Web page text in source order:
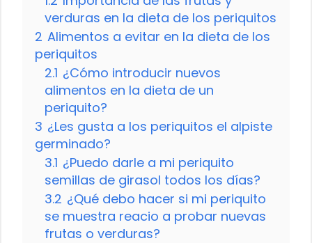
verduras en la dieta de los periquitos
2 Alimentos a evitar en la dieta de los
periquitos
2.1 ¿Cómo introducir nuevos
alimentos en la dieta de un
periquito?
3 ¿Les gusta a los periquitos el alpiste
germinado?
3.1 ¿Puedo darle a mi periquito
semillas de girasol todos los días?
3.2 ¿Qué debo hacer si mi periquito
se muestra reacio a probar nuevas
frutas o verduras?